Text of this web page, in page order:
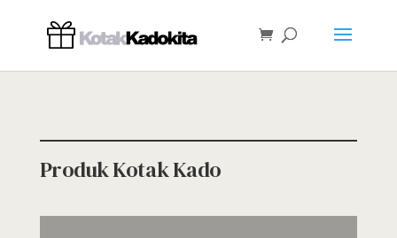
Produk Kotak Kado